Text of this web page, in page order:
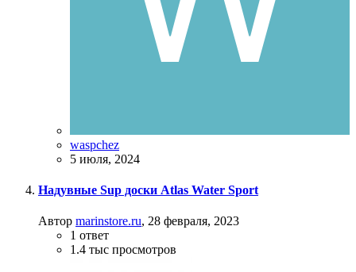
waspchez
5 июля, 2024
Надувные Sup доски Atlas Water Sport
Автор marinstore.ru, 28 февраля, 2023
1 ответ
1.4 тыс просмотров